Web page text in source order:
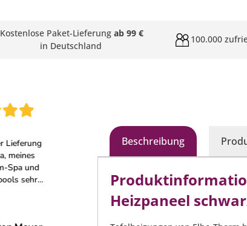
Kostenlose Paket-Lieferung ab 99 €
in Deutschland
100.000
Beschreibung
Heizpaneel